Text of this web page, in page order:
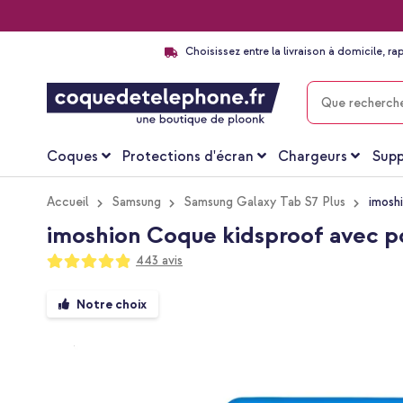
Choisissez entre la livraison à domicile,
CHERCHER
Coques Protections d'écran Chargeurs
Accueil Samsung Samsung Galaxy Tab S7 Plus
imoshion Coque kidsproof avec
Notation:
97
100
443 avis
Passer
à
Notre choix